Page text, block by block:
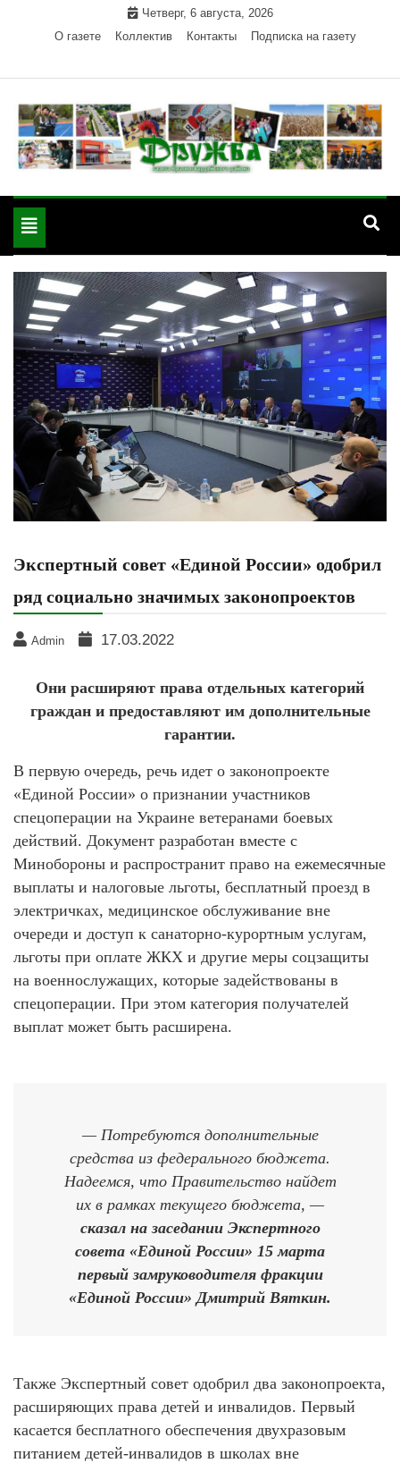
Четверг, 6 августа, 2026
О газете
Коллектив Контакты Подписка на газету
"Дружба" — газета
района РА
Красногвардейского района Республики Адыгея
Toggle
navigation
Экспертный совет «Единой России» одобрил
ряд социально значимых законопроектов
Admin 17.03.2022
Они расширяют права отдельных категорий
граждан и предоставляют им дополнительные
гарантии.
В первую очередь, речь идет о законопроекте
«Единой России» о признании участников
спецоперации на Украине ветеранами боевых
действий. Документ разработан вместе с
Минобороны и распространит право на ежемесячные
выплаты и налоговые льготы, бесплатный проезд в
электричках, медицинское обслуживание вне
очереди и доступ к санаторно-курортным услугам,
льготы при оплате ЖКХ и другие меры соцзащиты
на военнослужащих, которые задействованы в
спецоперации. При этом категория получателей
выплат может быть расширена.
— Потребуются дополнительные
средства из федерального бюджета.
Надеемся, что Правительство найдет
их в рамках текущего бюджета, —
сказал на заседании Экспертного
совета «Единой России» 15 марта
первый замруководителя фракции
«Единой России» Дмитрий Вяткин.
Также Экспертный совет одобрил два законопроекта,
расширяющих права детей и инвалидов. Первый
касается бесплатного обеспечения двухразовым
питанием детей-инвалидов в школах вне